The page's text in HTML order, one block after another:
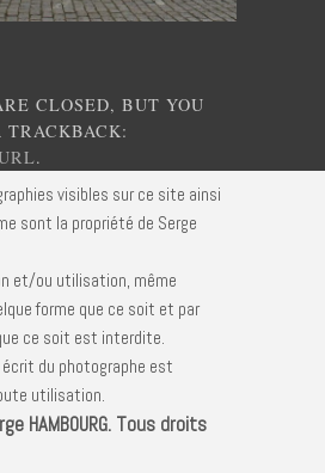
CLOSED, BUT YOU
.
visibles sur ce site ainsi
sont la propriété de Serge
et/ou utilisation, même
forme que ce soit et par
ce soit est interdite.
écrit du photographe est
utilisation.
HAMBOURG. Tous droits